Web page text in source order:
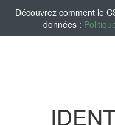
Découvrez comment le
données :